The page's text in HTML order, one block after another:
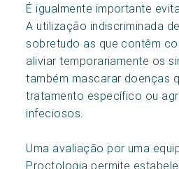
É igualmente importante
A utilização indiscriminada
sobretudo as que contêm
aliviar temporariamente os
também mascarar doenças
tratamento específico ou
infeciosos.
Uma avaliação por uma
Proctologia permite